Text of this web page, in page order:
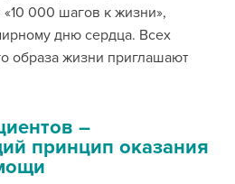
000 шагов к жизни»,
дню сердца. Всех
образа жизни приглашают
–
принцип оказания